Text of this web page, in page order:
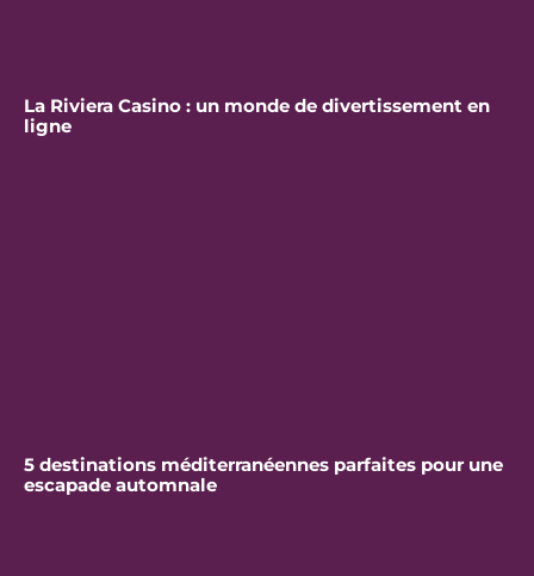
La Riviera Casino : un monde de divertissement en
ligne
5 destinations méditerranéennes parfaites pour une
escapade automnale